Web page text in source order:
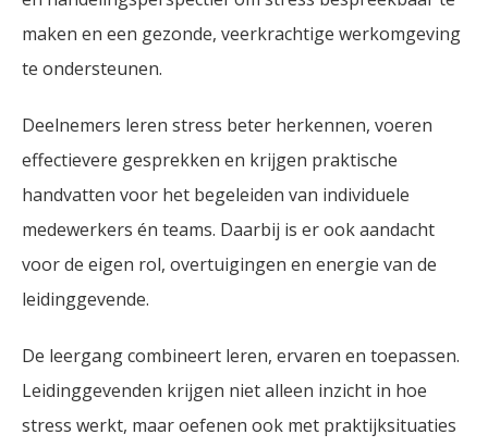
maken en een gezonde, veerkrachtige werkomgeving
te ondersteunen.
Deelnemers leren stress beter herkennen, voeren
effectievere gesprekken en krijgen praktische
handvatten voor het begeleiden van individuele
medewerkers én teams. Daarbij is er ook aandacht
voor de eigen rol, overtuigingen en energie van de
leidinggevende.
De leergang combineert leren, ervaren en toepassen.
Leidinggevenden krijgen niet alleen inzicht in hoe
stress werkt, maar oefenen ook met praktijksituaties